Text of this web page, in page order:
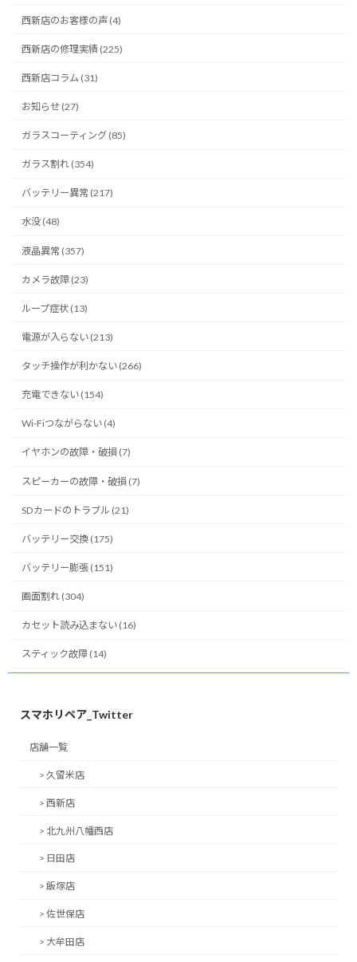
西新店のお客様の声 (4)
西新店の修理実績 (225)
西新店コラム (31)
お知らせ (27)
ガラスコーティング (85)
ガラス割れ (354)
バッテリー異常 (217)
水没 (48)
液晶異常 (357)
カメラ故障 (23)
ループ症状 (13)
電源が入らない (213)
タッチ操作が利かない (266)
充電できない (154)
Wi-Fiつながらない (4)
イヤホンの故障・破損 (7)
スピーカーの故障・破損 (7)
SDカードのトラブル (21)
バッテリー交換 (175)
バッテリー膨張 (151)
画面割れ (304)
カセット読み込まない (16)
スティック故障 (14)
スマホリペア_Twitter
店舗一覧
> 久留米店
> 西新店
> 北九州八幡西店
> 日田店
> 飯塚店
> 佐世保店
> 大牟田店